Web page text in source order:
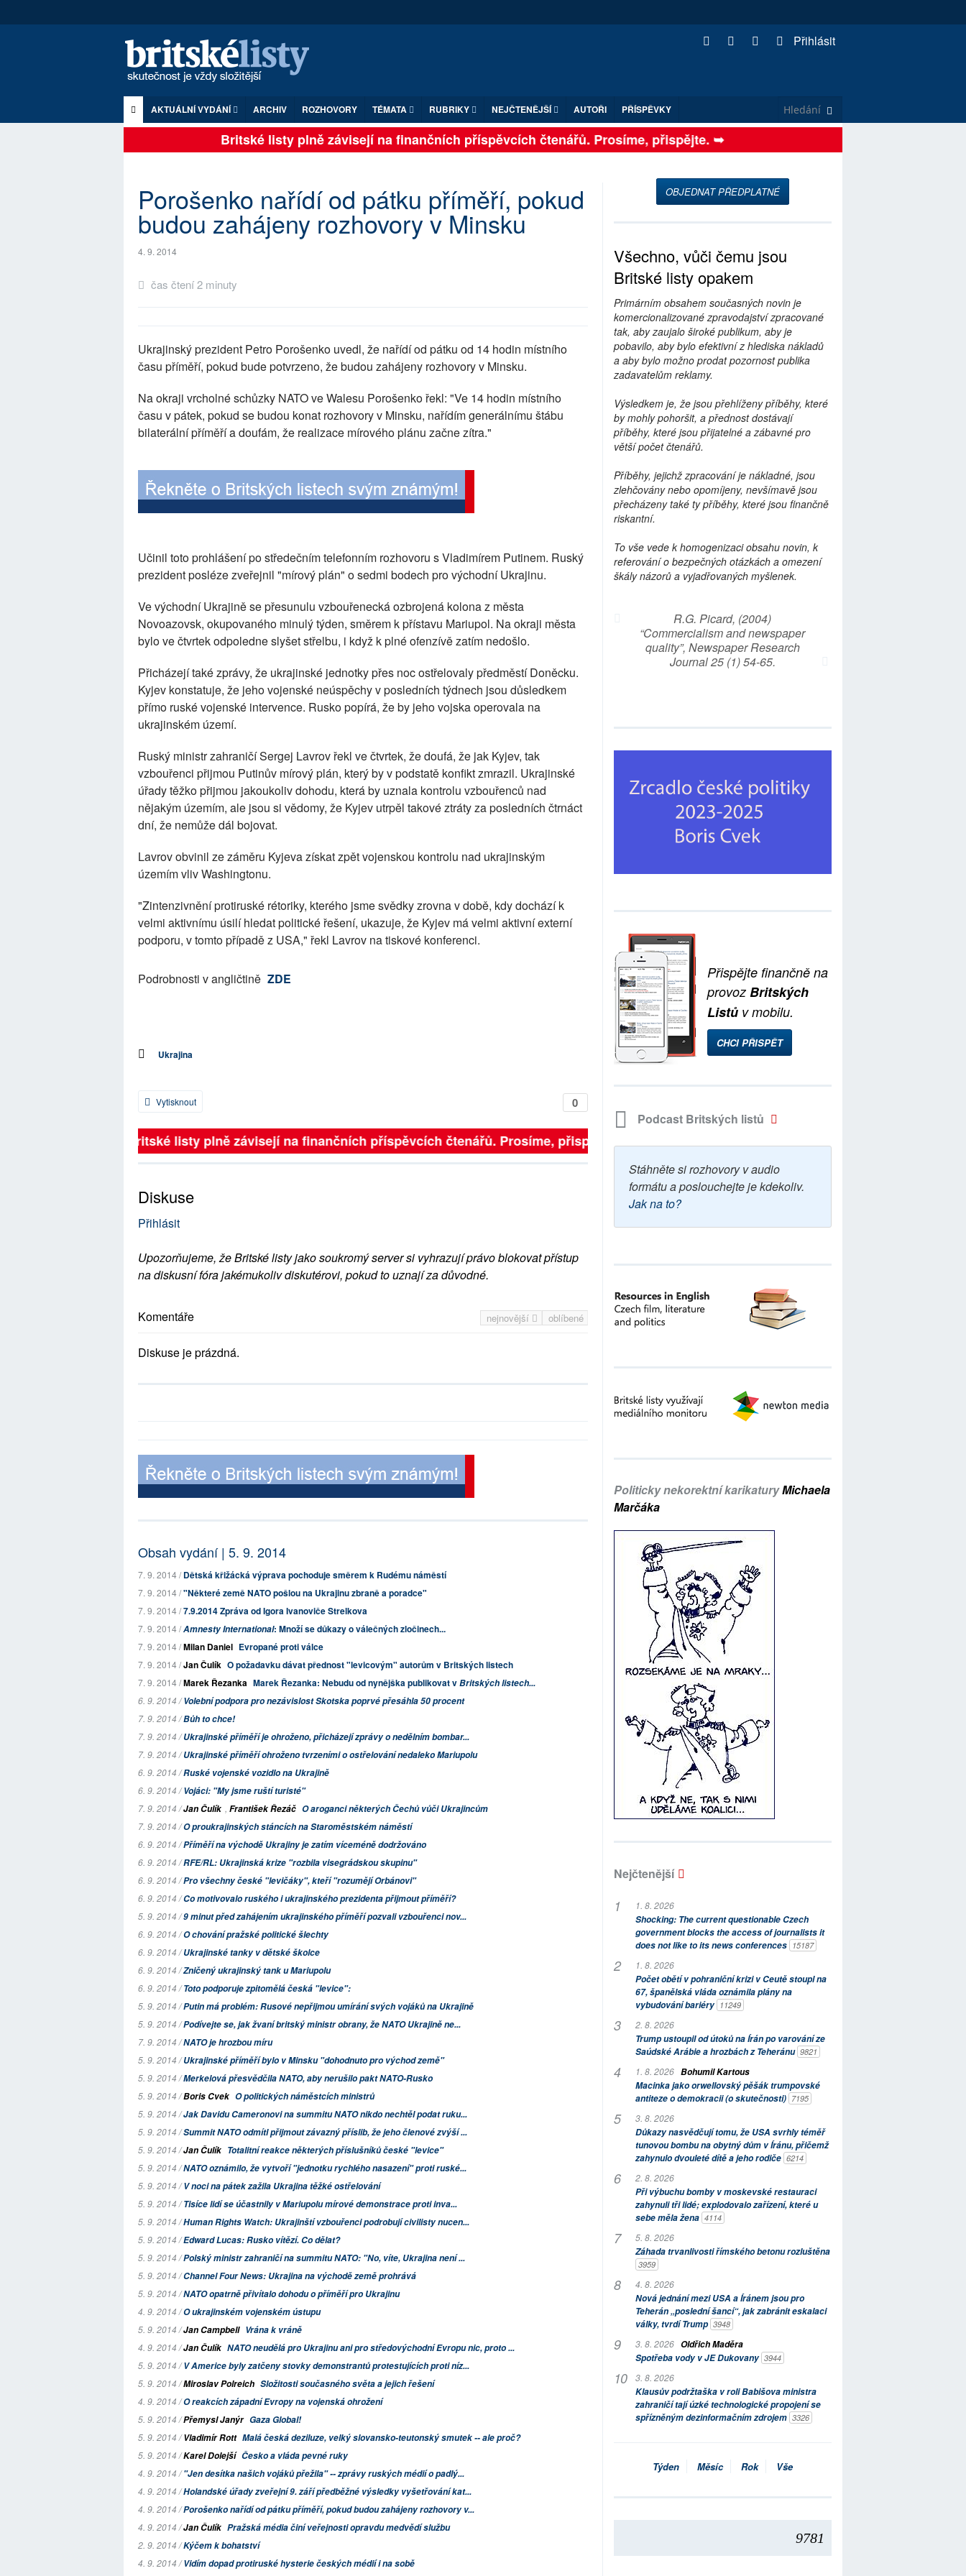
Přihlásit
AKTUÁLNÍ VYDÁNÍ ARCHIV ROZHOVORY TÉMATA RUBRIKY NEJČTENĚJŠÍ AUTOŘI PŘÍSPĚVKY
Britské listy plně závisejí na finančních příspěvcích čtenářů. Prosíme, přispějte. ➥
Porošenko nařídí od pátku příměří, pokud
budou zahájeny rozhovory v Minsku
4. 9. 2014
čas čtení 2 minuty
Ukrajinský prezident Petro Porošenko uvedl, že nařídí od pátku od 14 hodin místního
času příměří, pokud bude potvrzeno, že budou zahájeny rozhovory v Minsku.
Na okraji vrcholné schůzky NATO ve Walesu Porošenko řekl: "Ve 14 hodin místního
času v pátek, pokud se budou konat rozhovory v Minsku, nařídím generálnímu štábu
bilaterální příměří a doufám, že realizace mírového plánu začne zítra."
Učinil toto prohlášení po středečním telefonním rozhovoru s Vladimírem Putinem. Ruský
prezident posléze zveřejnil "mírový plán" o sedmi bodech pro východní Ukrajinu.
Ve východní Ukrajině se přesunulu vzbouřenecká ozbrojená kolona z města
Novoazovsk, okupovaného minulý týden, směrem k přístavu Mariupol. Na okraji města
bylo ve čtvrtek odpoledne slyšet střelbu, i když k plné ofenzívě zatím nedošlo.
Přicházejí také zprávy, že ukrajinské jednotky přes noc ostřelovaly předměstí Doněcku.
Kyjev konstatuje, že jeho vojenské neúspěchy v posledních týdnech jsou důsledkem
přímo ruské vojenské intervence. Rusko popírá, že by jeho vojska operovala na
ukrajinském území.
Ruský ministr zahraničí Sergej Lavrov řekl ve čtvrtek, že doufá, že jak Kyjev, tak
vzbouřenci přijmou Putinův mírový plán, který by v podstatě konfikt zmrazil. Ukrajinské
úřady těžko přijmou jakoukoliv dohodu, která by uznala kontrolu vzbouřenců nad
nějakým územím, ale jsou si vědomy, že Kyjev utrpěl takové ztráty za posledních čtrnáct
dní, že nemůže dál bojovat.
Lavrov obvinil ze záměru Kyjeva získat zpět vojenskou kontrolu nad ukrajinským
územím vliv Washingtonu.
"Zintenzivnění protiruské rétoriky, kterého jsme svědky zrovna v době, kdy dochází k
velmi aktivnímu úsilí hledat politické řešení, ukazuje, že Kyjev má velmi aktivní externí
podporu, v tomto případě z USA," řekl Lavrov na tiskové konferenci.
Podrobnosti v angličtině ZDE
Ukrajina
0
Vytisknout
Britské listy plně závisejí na finančních příspěvcích čtenářů. Prosíme, přispějte. ➥
Diskuse
Přihlásit
Upozorňujeme, že Britské listy jako soukromý server si vyhrazují právo blokovat přístup
na diskusní fóra jakémukoliv diskutérovi, pokud to uznají za důvodné.
nejnovější oblíbené
Komentáře
Diskuse je prázdná.
Obsah vydání | 5. 9. 2014
7. 9. 2014 /Dětská křižácká výprava pochoduje směrem k Rudému náměstí
7. 9. 2014 /"Některé země NATO pošlou na Ukrajinu zbraně a poradce"
7. 9. 2014 /7.9.2014 Zpráva od Igora Ivanoviče Strelkova
7. 9. 2014 /Amnesty International: Množí se důkazy o válečných zločinech...
7. 9. 2014 /Milan Daniel Evropané proti válce
7. 9. 2014 /Jan Čulík O požadavku dávat přednost "levicovým" autorům v Britských listech
7. 9. 2014 /Marek Řezanka Marek Řezanka: Nebudu od nynějška publikovat vBritských listech...
6. 9. 2014 /Volební podpora pro nezávislost Skotska poprvé přesáhla 50 procent
7. 9. 2014 /Bůh to chce!
7. 9. 2014 /Ukrajinské příměří je ohroženo, přicházejí zprávy o nedělním bombar...
7. 9. 2014 /Ukrajinské příměří ohroženo tvrzeními o ostřelování nedaleko Mariupolu
6. 9. 2014 /Ruské vojenské vozidlo na Ukrajině
6. 9. 2014 /Vojáci: "My jsme ruští turisté"
7. 9. 2014 /Jan Čulík , František Řezáč O aroganci některých Čechů vůči Ukrajincům
7. 9. 2014 /O proukrajinských stáncích na Staroměstském náměstí
6. 9. 2014 /Příměří na východě Ukrajiny je zatím víceméně dodržováno
6. 9. 2014 /RFE/RL: Ukrajinská krize "rozbila visegrádskou skupinu"
6. 9. 2014 /Pro všechny české "levičáky", kteří "rozumějí Orbánovi"
6. 9. 2014 /Co motivovalo ruského i ukrajinského prezidenta přijmout příměří?
5. 9. 2014 /9 minut před zahájením ukrajinského příměří pozvali vzbouřenci nov...
6. 9. 2014 /O chování pražské politické šlechty
6. 9. 2014 /Ukrajinské tanky v dětské školce
6. 9. 2014 /Zničený ukrajinský tank u Mariupolu
6. 9. 2014 /Toto podporuje zpitomělá česká "levice":
5. 9. 2014 /Putin má problém: Rusové nepřijmou umírání svých vojáků na Ukrajině
5. 9. 2014 /Podívejte se, jak žvaní britský ministr obrany, že NATO Ukrajině ne...
7. 9. 2014 /NATO je hrozbou míru
5. 9. 2014 /Ukrajinské příměří bylo v Minsku "dohodnuto pro východ země"
5. 9. 2014 /Merkelová přesvědčila NATO, aby nerušilo pakt NATO-Rusko
5. 9. 2014 /Boris Cvek O politických náměstcích ministrů
5. 9. 2014 /Jak Davidu Cameronovi na summitu NATO nikdo nechtěl podat ruku...
5. 9. 2014 /Summit NATO odmítl přijmout závazný příslib, že jeho členové zvýší ...
5. 9. 2014 /Jan Čulík Totalitní reakce některých příslušníků české "levice"
5. 9. 2014 /NATO oznámilo, že vytvoří "jednotku rychlého nasazení" proti ruské...
5. 9. 2014 /V noci na pátek zažila Ukrajina těžké ostřelování
5. 9. 2014 /Tisíce lidí se účastnily v Mariupolu mírové demonstrace proti inva...
5. 9. 2014 /Human Rights Watch: Ukrajinští vzbouřenci podrobují civilisty nucen...
5. 9. 2014 /Edward Lucas: Rusko vítězí. Co dělat?
5. 9. 2014 /Polský ministr zahraničí na summitu NATO: "No, víte, Ukrajina není ...
5. 9. 2014 /Channel Four News: Ukrajina na východě země prohrává
5. 9. 2014 /NATO opatrně přivítalo dohodu o příměří pro Ukrajinu
4. 9. 2014 /O ukrajinském vojenském ústupu
5. 9. 2014 /Jan Campbell Vrána k vráně
4. 9. 2014 /Jan Čulík NATO neudělá pro Ukrajinu ani pro středovýchodní Evropu nic, proto ...
5. 9. 2014 /V Americe byly zatčeny stovky demonstrantů protestujících proti níz...
5. 9. 2014 /Miroslav Polreich Složitosti současného světa a jejich řešení
4. 9. 2014 /O reakcích západní Evropy na vojenská ohrožení
5. 9. 2014 /Přemysl Janýr Gaza Global!
5. 9. 2014 /Vladimír Rott Malá česká deziluze, velký slovansko-teutonský smutek -- ale proč?
5. 9. 2014 /Karel Dolejší Česko a vláda pevné ruky
4. 9. 2014 /"Jen desítka našich vojáků přežila" -- zprávy ruských médií o padlý...
4. 9. 2014 /Holandské úřady zveřejní 9. září předběžné výsledky vyšetřování kat...
4. 9. 2014 /Porošenko nařídí od pátku příměří, pokud budou zahájeny rozhovory v...
4. 9. 2014 /Jan Čulík Pražská média činí veřejnosti opravdu medvědí službu
2. 9. 2014 /Kýčem k bohatství
4. 9. 2014 /Vidím dopad protiruské hysterie českých médií i na sobě
OBJEDNAT PŘEDPLATNÉ
Všechno, vůči čemu jsou
Britské listy opakem
Primárním obsahem současných novin je
komercionalizované zpravodajství zpracované
tak, aby zaujalo široké publikum, aby je
pobavilo, aby bylo efektivní z hlediska nákladů
a aby bylo možno prodat pozornost publika
zadavatelům reklamy.
Výsledkem je, že jsou přehlíženy příběhy, které
by mohly pohoršit, a přednost dostávají
příběhy, které jsou přijatelné a zábavné pro
větší počet čtenářů.
Příběhy, jejichž zpracování je nákladné, jsou
zlehčovány nebo opomíjeny, nevšímavě jsou
přecházeny také ty příběhy, které jsou finančně
riskantní.
To vše vede k homogenizaci obsahu novin, k
referování o bezpečných otázkách a omezení
škály názorů a vyjadřovaných myšlenek.
R.G. Picard, (2004)
“Commercialism and newspaper
quality”, Newspaper Research
Journal 25 (1) 54-65.
Přispějte finančně na
provoz Britských
Listův mobilu.
CHCI PŘISPĚT
Podcast Britských listů
Stáhněte si rozhovory v audio
formátu a poslouchejte je kdekoliv.
Jak na to?
Politicky nekorektní karikaturyMichaela
Marčáka
Nejčtenější
1. 8. 2026
Shocking: The current questionable Czech
government blocks the access of journalists it
does not like to its news conferences 15187
1. 8. 2026
Počet obětí v pohraniční krizi v Ceutě stoupl na
67, španělská vláda oznámila plány na
vybudování bariéry 11249
2. 8. 2026
Trump ustoupil od útoků na Írán po varování ze
Saúdské Arábie a hrozbách z Teheránu 9821
1. 8. 2026 Bohumil Kartous
Macinka jako orwellovský pěšák trumpovské
antiteze o demokracii (o skutečnosti) 7195
3. 8. 2026
Důkazy nasvědčují tomu, že USA svrhly téměř
tunovou bombu na obytný dům v Íránu, přičemž
zahynulo dvouleté dítě a jeho rodiče 6214
2. 8. 2026
Při výbuchu bomby v moskevské restauraci
zahynuli tři lidé; explodovalo zařízení, které u
sebe měla žena 4114
5. 8. 2026
Záhada trvanlivosti římského betonu rozluštěna
3959
4. 8. 2026
Nová jednání mezi USA a Íránem jsou pro
Teherán „poslední šancí“, jak zabránit eskalaci
války, tvrdí Trump 3948
3. 8. 2026 Oldřich Maděra
Spotřeba vody v JE Dukovany 3944
3. 8. 2026
Klausův podržtaška v roli Babišova ministra
zahraničí tají úzké technologické propojení se
spřízněným dezinformačním zdrojem 3326
Týden Měsíc Rok Vše
9781